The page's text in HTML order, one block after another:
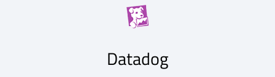
Datadog